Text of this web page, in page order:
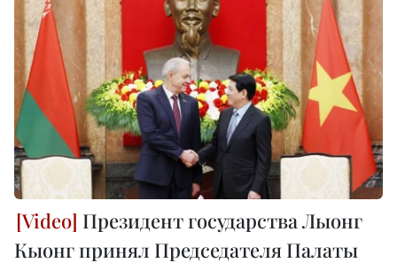
Президент государства Лыонг
Кыонг принял Председателя Палаты